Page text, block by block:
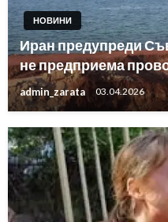
НОВИНИ
Иран предупреди
не предприема
admin_zarata 03.04.2026